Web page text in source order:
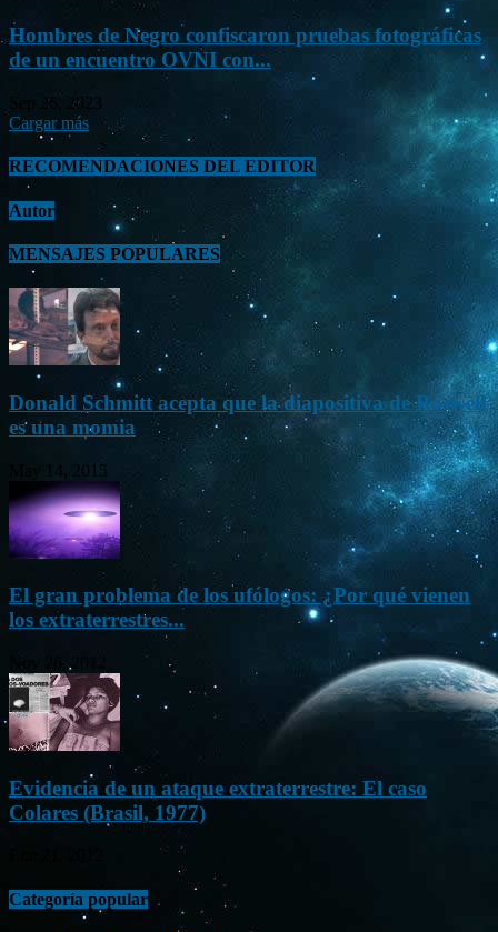
Hombres de Negro confiscaron pruebas fotográficas
de un encuentro OVNI con...
Sep 26, 2023
Cargar más
RECOMENDACIONES DEL EDITOR
Autor
MENSAJES POPULARES
Donald Schmitt acepta que la diapositiva de Roswell
es una momia
May 14, 2015
El gran problema de los ufólogos: ¿Por qué vienen
los extraterrestres...
Nov 26, 2012
Evidencia de un ataque extraterrestre: El caso
Colares (Brasil, 1977)
Categoría popular